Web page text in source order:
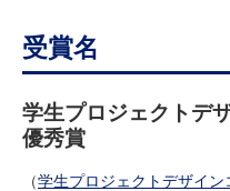
受賞名
学生プロジェクトデ
優秀賞
（学生プロジェクトデザイン